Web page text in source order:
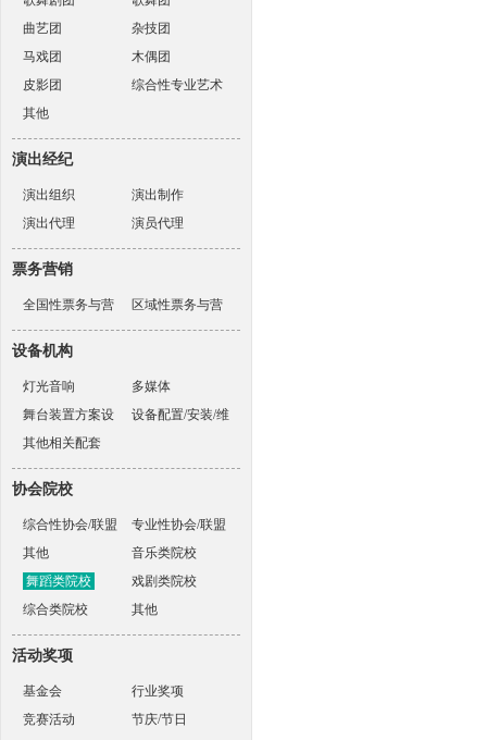
曲艺团
杂技团
马戏团
木偶团
皮影团
综合性专业艺术
其他
演出经纪
演出组织
演出制作
演出代理
演员代理
票务营销
全国性票务与营
销机构
区域性票务与营
销机构
设备机构
灯光音响
多媒体
舞台装置方案设
计
设备配置/安装/维
其他相关配套
协会院校
综合性协会/联盟
专业性协会/联盟
其他
音乐类院校
舞蹈类院校
戏剧类院校
综合类院校
其他
活动奖项
基金会
行业奖项
竞赛活动
节庆/节日